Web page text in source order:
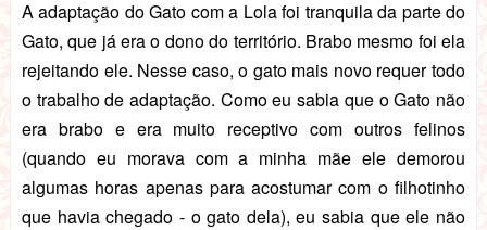
A adaptação do Gato com a Lola foi tranquila da parte do
Gato, que já era o dono do território. Brabo mesmo foi ela
rejeitando ele. Nesse caso, o gato mais novo requer todo
o trabalho de adaptação. Como eu sabia que o Gato não
era brabo e era muito receptivo com outros felinos
(quando eu morava com a minha mãe ele demorou
algumas horas apenas para acostumar com o filhotinho
que havia chegado - o gato dela), eu sabia que ele não